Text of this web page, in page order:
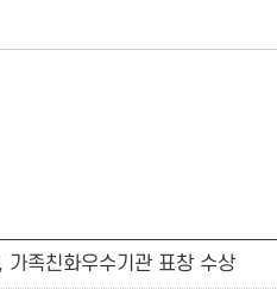
가족친화우수기관 표창 수상